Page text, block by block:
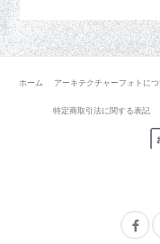
ホーム アーキテクチャーフォトに
特定商取引法に関する表記